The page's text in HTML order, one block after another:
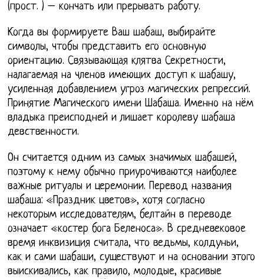
(прост. ) – кончать или прерывать работу.
Когда вы формируете Ваш шабаш, выбирайте
символы, чтобы представить его основную
ориентацию. Связывающая клятва Секретности,
налагаемая на членов имеющих доступ к шабашу,
усиленная добавлением угроз магических репрессий.
Принятие Магического имени Шабаша. Именно на нём
владыка преисподней и лишает королеву шабаша
девственности.
Он считается одним из самых значимых шабашей,
поэтому к нему обычно приурочиваются наиболее
важные ритуалы и церемонии. Перевод названия
шабаша: «Праздник цветов», хотя согласно
некоторым исследователям, белтайн в переводе
означает «костер бога Беленоса». В средневековое
время инквизиция считала, что ведьмы, колдуньи,
как и сами шабаши, существуют и на основании этого
выискивались, как правило, молодые, красивые